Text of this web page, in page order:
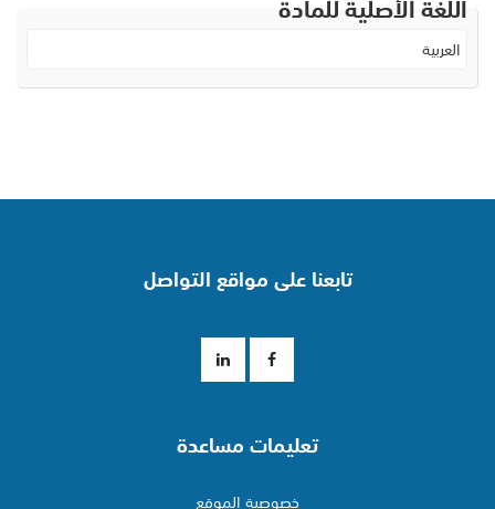
العربية
تابعنا على مواقع التواصل
تعليمات مساعدة
خصوصية الموقع